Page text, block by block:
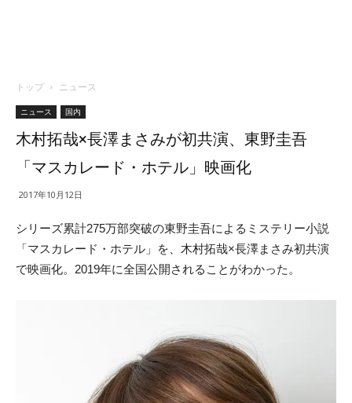
トップ ニュース
ニュース 国内
木村拓哉×長澤まさみが初共演、東野圭吾
「マスカレード・ホテル」映画化
2017年10月12日
シリーズ累計275万部突破の東野圭吾によるミステリー小説
「マスカレード・ホテル」を、木村拓哉×長澤まさみ初共演
で映画化。2019年に全国公開されることがわかった。